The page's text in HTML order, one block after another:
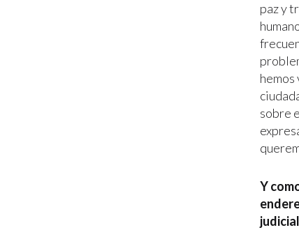
paz y
hemos
sobre
Y
judicial